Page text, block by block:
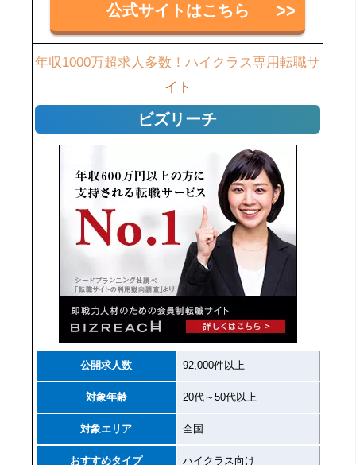
公式サイトはこちら
年収1000万超求人多数！ハイクラス専用転職サ
イト
ビズリーチ
公開求人数 92,000件以上
対象年齢 20代～50代以上
対象エリア 全国
おすすめタイプ ハイクラス向け